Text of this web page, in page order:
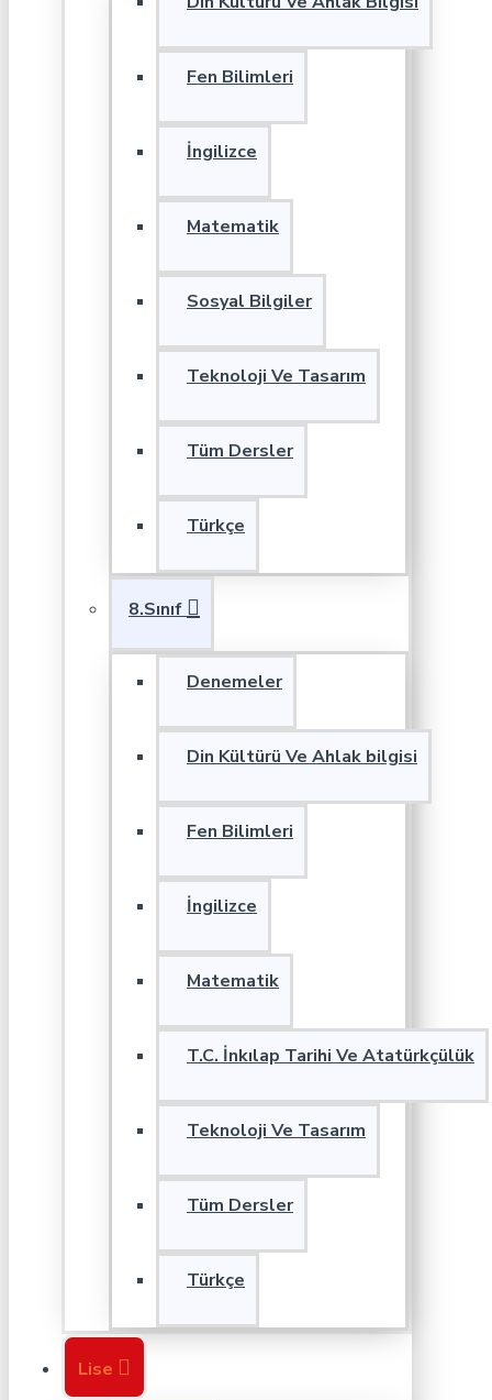
Fen Bilimleri
İngilizce
Matematik
Sosyal Bilgiler
Teknoloji Ve Tasarım
Tüm Dersler
Türkçe
8.Sınıf
Denemeler
Din Kültürü Ve Ahlak bilgisi
Fen Bilimleri
İngilizce
Matematik
T.C. İnkılap Tarihi Ve Atatürkçülük
Teknoloji Ve Tasarım
Tüm Dersler
Türkçe
Lise